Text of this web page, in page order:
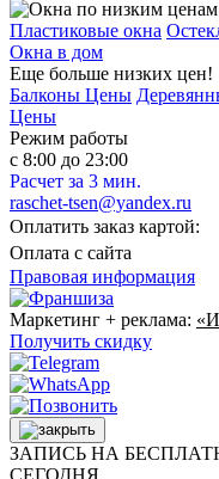
Пластиковые окна
Окна в дом
Еще больше низких цен!
Балконы Цены
Цены
Режим работы
с 8:00 до 23:00
Расчет за 3 мин.
raschet-tsen@yandex.ru
Оплатить заказ картой:
Оплата с сайта
Правовая информация
Маркетинг + реклама:
Получить скидку
ЗАПИСЬ НА
СЕГОДНЯ